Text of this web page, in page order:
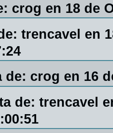
crog en 18 de
trencavel en
de: crog en 16
de: trencavel